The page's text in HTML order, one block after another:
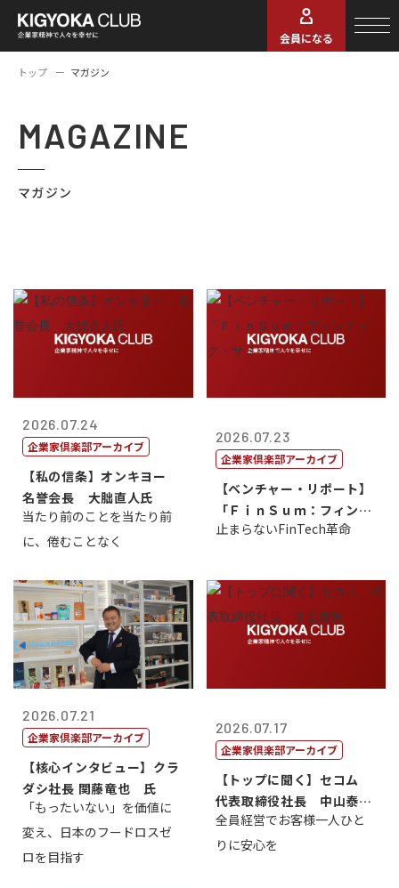
会員になる
トップ マガジン
MAGAZINE
マガジン
2026.07.24
企業家倶楽部アーカイブ
【私の信条】オンキヨー
名誉会長 大朏直人氏
当たり前のことを当たり前
に、倦むことなく
2026.07.23
企業家倶楽部アーカイブ
【ベンチャー・リポート】
「ＦｉｎＳｕｍ：フィンテ
ック・サミッ...
止まらないFinTech革命
2026.07.21
企業家倶楽部アーカイブ
【核心インタビュー】クラ
ダシ社長 関藤竜也 氏
「もったいない」を価値に
変え、日本のフードロスゼ
ロを目指す
2026.07.17
企業家倶楽部アーカイブ
【トップに聞く】セコム
代表取締役社長 中山泰
男
全員経営でお客様一人ひと
りに安心を